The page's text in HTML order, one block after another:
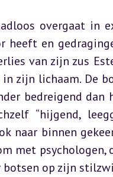
overgaat in
heeft en
van zijn zus
zijn lichaam. De
bedreigend dan
“hijgend,
naar binnen
met psychologen,
op zijn